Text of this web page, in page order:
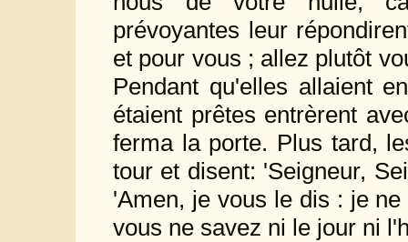
prévoyantes leur
et pour vous ; allez plutôt
Pendant qu'elles allaient
étaient prêtes entrèrent
ferma la porte. Plus tard,
tour et disent: 'Seigneur,
'Amen, je vous le dis : je
vous ne savez ni le jour ni